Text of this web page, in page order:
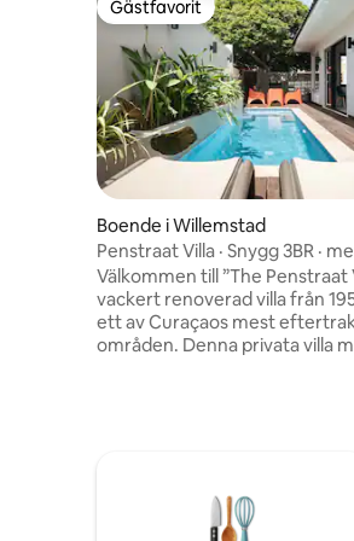
Gästfavorit
Gästfavorit
Boende i Willemstad
Penstraat Villa · Snygg 3BR ·
Välkommen till ”The Penstraat
vackert renoverad villa från
ett av Curaçaos mest
områden. Denna privata villa med 3
sovrum kombinerar
moderna bekvämligheter och
och en terrass på